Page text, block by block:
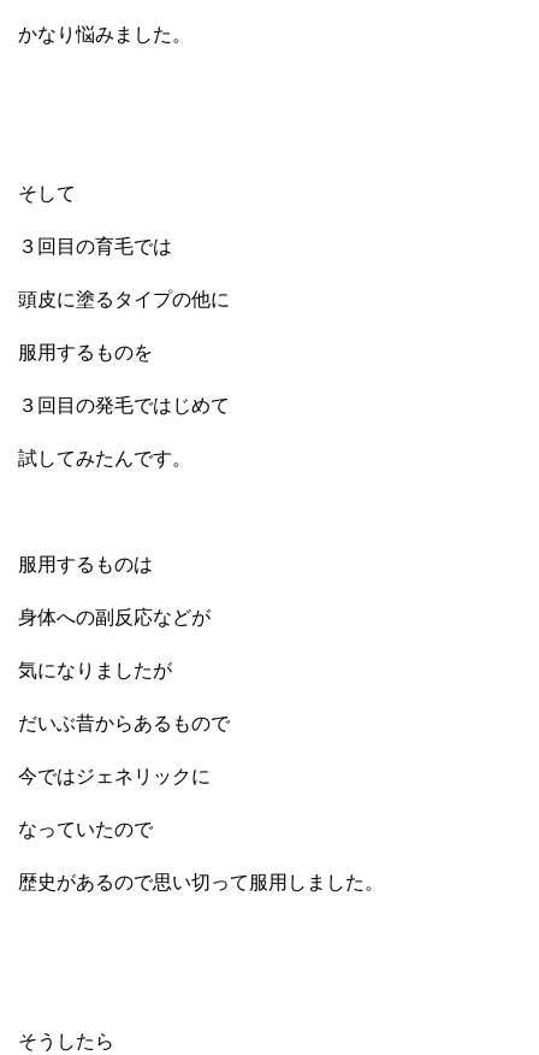
かなり悩みました。
そして
３回目の育毛では
頭皮に塗るタイプの他に
服用するものを
３回目の発毛ではじめて
試してみたんです。
服用するものは
身体への副反応などが
気になりましたが
だいぶ昔からあるもので
今ではジェネリックに
なっていたので
歴史があるので思い切って服用しました。
そうしたら